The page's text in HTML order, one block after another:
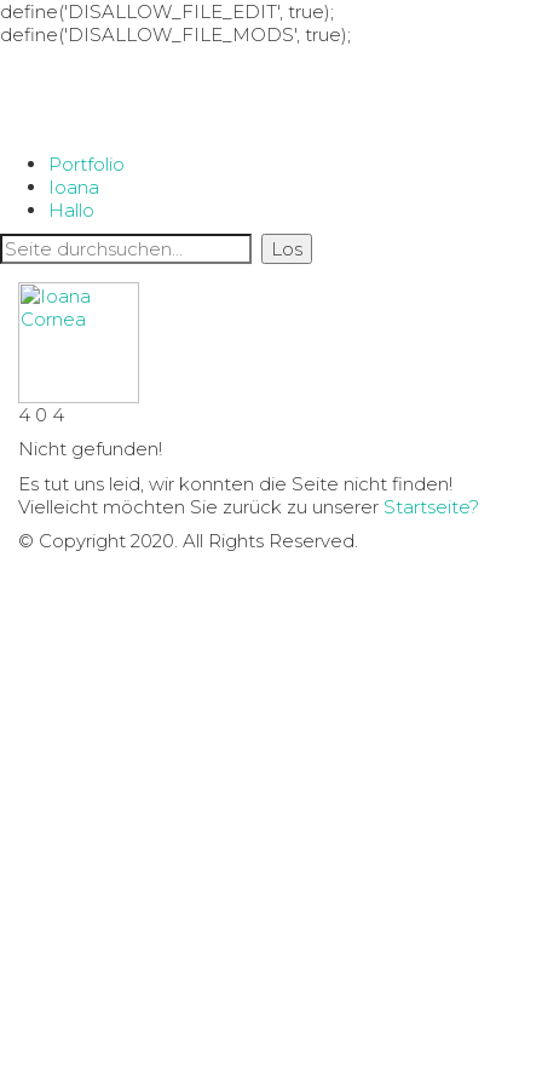
define('DISALLOW_FILE_EDIT', true);
define('DISALLOW_FILE_MODS', true);
Portfolio
Ioana
Hallo
4 0 4
Nicht gefunden!
Es tut uns leid, wir konnten die Seite nicht finden!
Vielleicht möchten Sie zurück zu unserer Startseite?
© Copyright 2020. All Rights Reserved.